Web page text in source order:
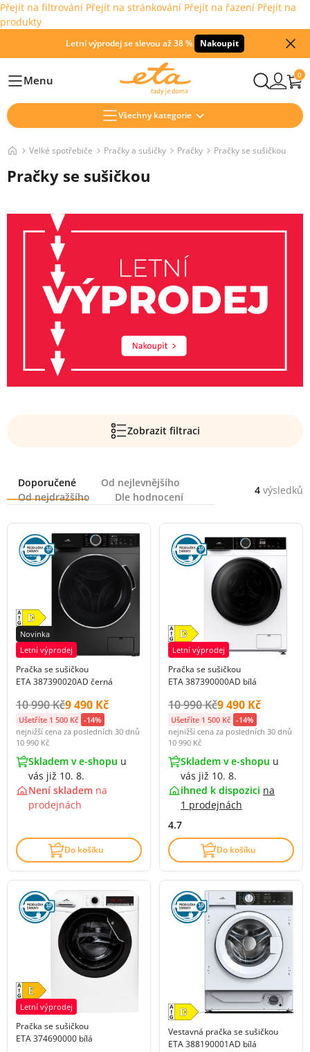
Přejít na filtrování Přejít na stránkování Přejít na řazení Přejít na
produkty
Letní výprodej se slevou až 38 % Nakoupit
HlavníMenu 0
Všechny kategorie
Velké spotřebiče Pračky a sušičky Pračky Pračky se sušičkou
Pračky se sušičkou
Zobrazit filtraci
Řazení
Doporučené
Od nejlevnějšího
Od nejdražšího
Dle hodnocení
4 výsledků
Novinka
Letní výprodej
Pračka se sušičkou
ETA 387390020AD černá
Původní cena s DPH:
10 990 KčCena s DPH:
9 490 Kč
Ušetříte 1 500 Kč -14%
nejnižší cena za posledních 30 dnů
10 990 Kč
Skladem v e-shopu u
vás již 10. 8.
Není skladem na
prodejnách
Do košíku
Letní výprodej
Pračka se sušičkou
ETA 387390000AD bílá
Původní cena s DPH:
10 990 KčCena s DPH:
9 490 Kč
Ušetříte 1 500 Kč -14%
nejnižší cena za posledních 30 dnů
10 990 Kč
Skladem v e-shopu u
vás již 10. 8.
ihned k dispozici na
1 prodejnách
4.7
Do košíku
Letní výprodej
Pračka se sušičkou
ETA 374690000 bílá
Vestavná pračka se sušičkou
ETA 388190001AD bílá